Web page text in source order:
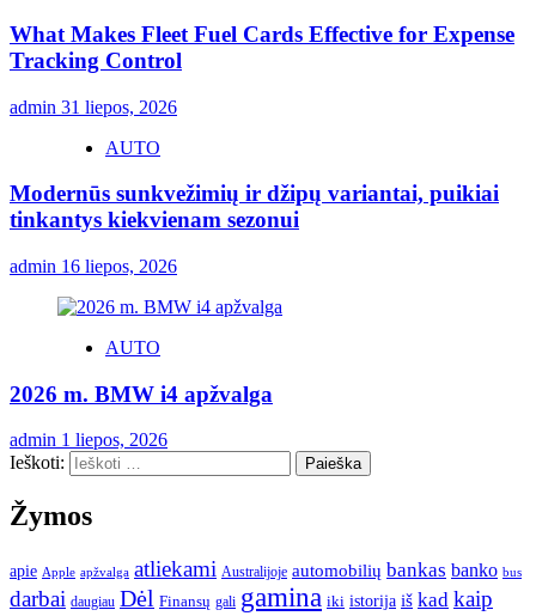
What Makes Fleet Fuel Cards Effective for Expense
Tracking Control
admin 31 liepos, 2026
AUTO
Modernūs sunkvežimių ir džipų variantai, puikiai
tinkantys kiekvienam sezonui
admin 16 liepos, 2026
AUTO
2026 m. BMW i4 apžvalga
admin 1 liepos, 2026
Ieškoti:
Žymos
apie Apple apžvalga atliekami Australijoje automobilių bankas banko bus
darbai daugiau Dėl Finansų gali gamina iki istorija iš kad kaip